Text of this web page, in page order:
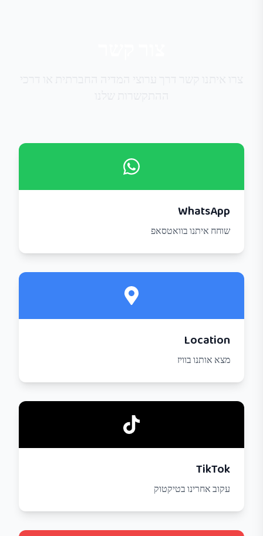
WhatsApp
שוחח איתנו בוואטסאפ
Location
מצא אותנו בוויז
TikTok
עקוב אחרינו בטיקטוק